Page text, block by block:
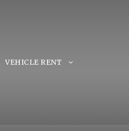
VEHICLE RENT